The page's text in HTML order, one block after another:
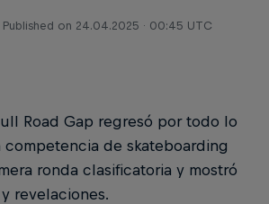
Published on 24.04.2025 · 00:45 UTC
Road Gap regresó por todo lo
competencia de skateboarding
ronda clasificatoria y mostró
revelaciones.